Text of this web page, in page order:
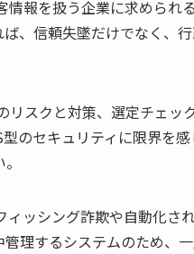
情報を扱う企業に求めら
、信頼失墜だけでなく、
リスクと対策、選定チェ
のセキュリティに限界を
ッシング詐欺や自動化さ
理するシステムのため、